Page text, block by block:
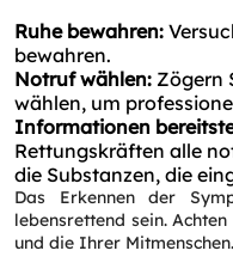
Ruhe bewahren:
bewahren.
Notruf wählen: Zögern
wählen, um
Informationen
Rettungskräften alle
die Substanzen, die
Das Erkennen der
lebensrettend sein.
und die Ihrer Mitmenschen.